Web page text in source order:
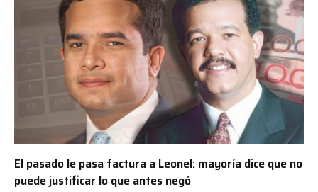
El pasado le pasa factura a Leonel: mayoría dice que no
puede justificar lo que antes negó